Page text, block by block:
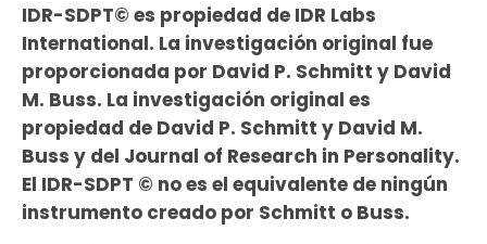
IDR-SDPT© es propiedad de IDR Labs
International. La investigación original fue
proporcionada por David P. Schmitt y David
M. Buss. La investigación original es
propiedad de David P. Schmitt y David M.
Buss y del Journal of Research in Personality.
El IDR-SDPT © no es el equivalente de ningún
instrumento creado por Schmitt o Buss.